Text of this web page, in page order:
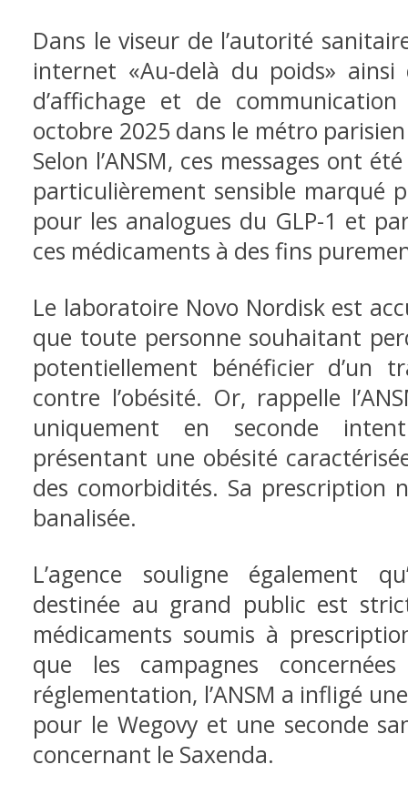
Dans le viseur de l’autorité
internet «Au-delà du poids» ainsi
d’affichage et de
octobre 2025 dans le métro
Selon l’ANSM, ces messages ont
particulièrement sensible marqué
pour les analogues du GLP-1 et
ces médicaments à des fins
Le laboratoire Novo Nordisk est
que toute personne souhaitant
potentiellement bénéficier d’un
contre l’obésité. Or, rappelle
uniquement en seconde
présentant une obésité
des comorbidités. Sa prescription
banalisée.
L’agence souligne également
destinée au grand public est
médicaments soumis à
que les campagnes
réglementation, l’ANSM a infligé
pour le Wegovy et une seconde
concernant le Saxenda.